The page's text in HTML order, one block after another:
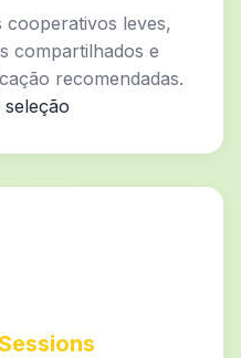
cooperativos leves,
compartilhados e
recomendadas.